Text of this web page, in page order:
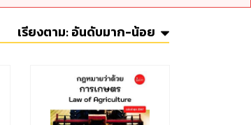
เรียงตาม:อันดับมาก-น้อย